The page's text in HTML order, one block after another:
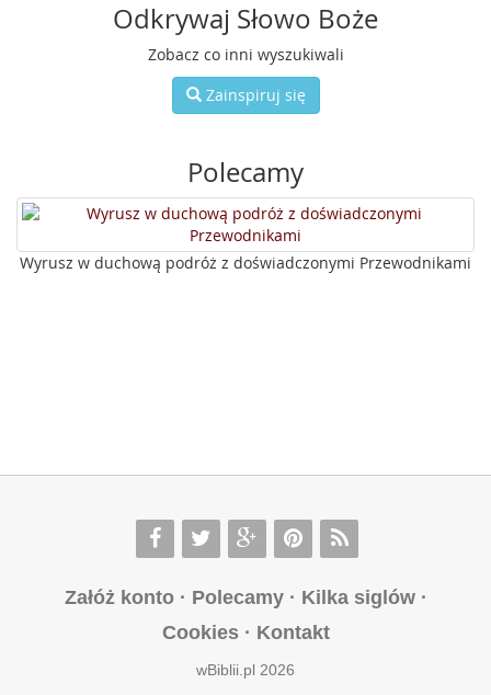
Odkrywaj Słowo Boże
Zobacz co inni wyszukiwali
Zainspiruj się
Polecamy
Wyrusz w duchową podróż z doświadczonymi Przewodnikami
Załóż konto· Polecamy· Kilka siglów·
Cookies· Kontakt
wBiblii.pl 2026